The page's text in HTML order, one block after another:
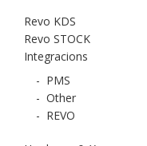
Revo KDS
Revo STOCK
Integracions
- PMS
- Other
- REVO